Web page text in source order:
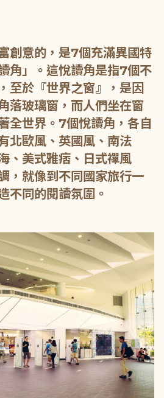
創意的，是7個充滿異國特
角」。這悅讀角是指7個不
至於『世界之窗』，是因
落玻璃窗，而人們坐在窗
全世界。7個悅讀角，各自
北歐風、英國風、南法
、美式雅痞、日式禪風
，就像到不同國家旅行一
不同的閱讀氛圍。